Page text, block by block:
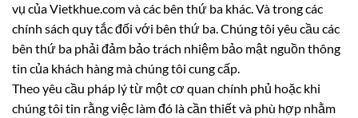
vụ của Vietkhue.com và các bên thứ ba khác. Và trong các
chính sách quy tắc đối với bên thứ ba. Chúng tôi yêu cầu các
bên thứ ba phải đảm bảo trách nhiệm bảo mật nguồn thông
tin của khách hàng mà chúng tôi cung cấp.
Theo yêu cầu pháp l‎ý từ một cơ quan chính phủ hoặc khi
chúng tôi tin rằng việc làm đó là cần thiết và phù hợp nhằm